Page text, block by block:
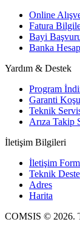
Online
Fatura
Bayi
Banka
Yardım & Destek
Program
Garanti
Teknik
Arıza Takip
İletişim Bilgileri
İletişim
Teknik
Adres
Harita
COMSIS © 2026.